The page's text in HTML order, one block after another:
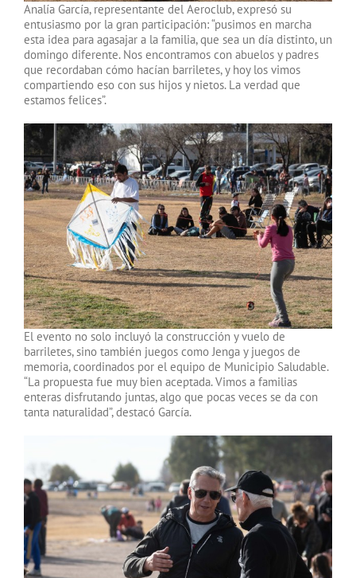
Analía García, representante del Aeroclub, expresó su
entusiasmo por la gran participación: “pusimos en marcha
esta idea para agasajar a la familia, que sea un día distinto, un
domingo diferente. Nos encontramos con abuelos y padres
que recordaban cómo hacían barriletes, y hoy los vimos
compartiendo eso con sus hijos y nietos. La verdad que
estamos felices”.
El evento no solo incluyó la construcción y vuelo de
barriletes, sino también juegos como Jenga y juegos de
memoria, coordinados por el equipo de Municipio Saludable.
“La propuesta fue muy bien aceptada. Vimos a familias
enteras disfrutando juntas, algo que pocas veces se da con
tanta naturalidad”, destacó García.